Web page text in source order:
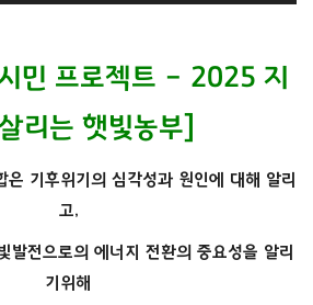
민 프로젝트 – 2025 지
리는 햇빛농부]
은 기후위기의 심각성과 원인에 대해 알리
고,
발전으로의 에너지 전환의 중요성을 알리
기위해